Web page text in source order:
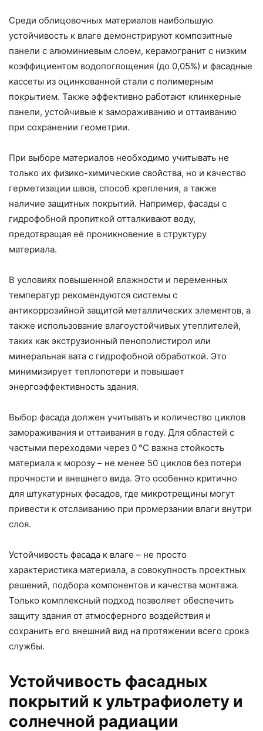
Среди облицовочных материалов наибольшую
устойчивость к влаге демонстрируют композитные
панели с алюминиевым слоем, керамогранит с низким
коэффициентом водопоглощения (до 0,05%) и фасадные
кассеты из оцинкованной стали с полимерным
покрытием. Также эффективно работают клинкерные
панели, устойчивые к замораживанию и оттаиванию
при сохранении геометрии.
При выборе материалов необходимо учитывать не
только их физико-химические свойства, но и качество
герметизации швов, способ крепления, а также
наличие защитных покрытий. Например, фасады с
гидрофобной пропиткой отталкивают воду,
предотвращая её проникновение в структуру
материала.
В условиях повышенной влажности и переменных
температур рекомендуются системы с
антикоррозийной защитой металлических элементов, а
также использование влагоустойчивых утеплителей,
таких как экструзионный пенополистирол или
минеральная вата с гидрофобной обработкой. Это
минимизирует теплопотери и повышает
энергоэффективность здания.
Выбор фасада должен учитывать и количество циклов
замораживания и оттаивания в году. Для областей с
частыми переходами через 0 °C важна стойкость
материала к морозу – не менее 50 циклов без потери
прочности и внешнего вида. Это особенно критично
для штукатурных фасадов, где микротрещины могут
привести к отслаиванию при промерзании влаги внутри
слоя.
Устойчивость фасада к влаге – не просто
характеристика материала, а совокупность проектных
решений, подбора компонентов и качества монтажа.
Только комплексный подход позволяет обеспечить
защиту здания от атмосферного воздействия и
сохранить его внешний вид на протяжении всего срока
службы.
Устойчивость фасадных
покрытий к ультрафиолету и
солнечной радиации